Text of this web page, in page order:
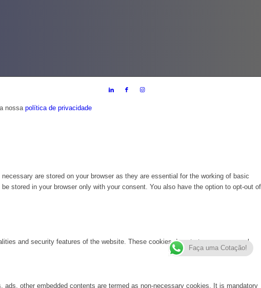
nossa política de privacidade
are stored on your browser as they are essential for the working of basic
stored in your browser only with your consent. You also have the option to opt-out of
and security features of the website. These cookies do not store any personal
other embedded contents are termed as non-necessary cookies. It is mandatory
Faça uma Cotação!